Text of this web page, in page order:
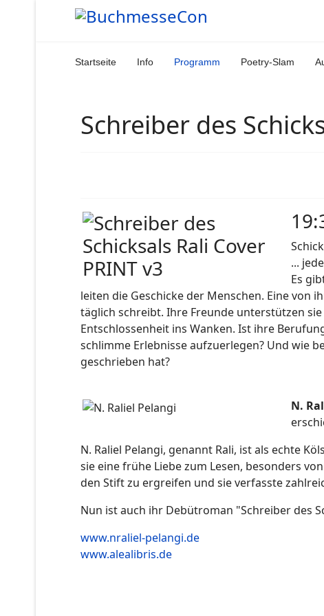
Startseite Info Programm Poetry-Slam
Schreiber des
...
Es
leiten die Geschicke der Menschen. Eine von
täglich schreibt. Ihre Freunde unterstützen
Entschlossenheit ins Wanken. Ist ihre
schlimme Erlebnisse aufzuerlegen? Und wie
geschrieben hat?
N.
N. Raliel Pelangi, genannt Rali, ist als echte
sie eine frühe Liebe zum Lesen, besonders
den Stift zu ergreifen und sie verfasste
Nun ist auch ihr Debütroman "Schreiber des
www.nraliel-pelangi.de
www.alealibris.de